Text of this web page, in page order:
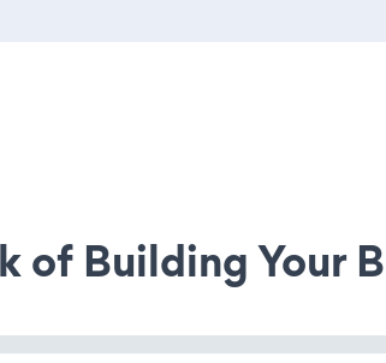
of Building Your